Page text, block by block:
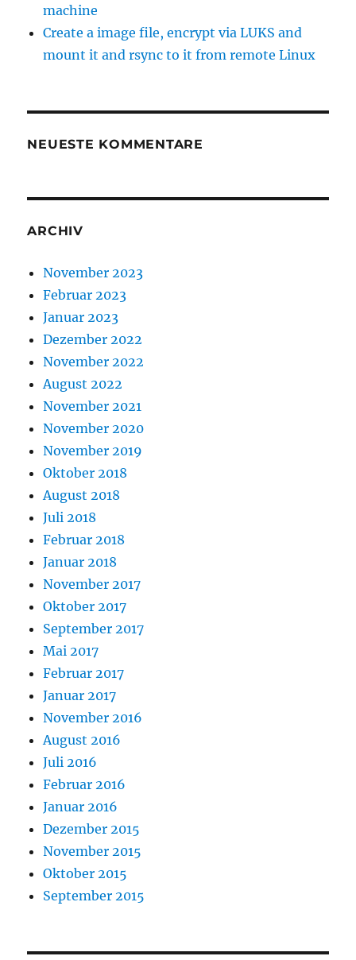
machine
Create a image file, encrypt via LUKS and
mount it and rsync to it from remote Linux
NEUESTE KOMMENTARE
ARCHIV
November 2023
Februar 2023
Januar 2023
Dezember 2022
November 2022
August 2022
November 2021
November 2020
November 2019
Oktober 2018
August 2018
Juli 2018
Februar 2018
Januar 2018
November 2017
Oktober 2017
September 2017
Mai 2017
Februar 2017
Januar 2017
November 2016
August 2016
Juli 2016
Februar 2016
Januar 2016
Dezember 2015
November 2015
Oktober 2015
September 2015